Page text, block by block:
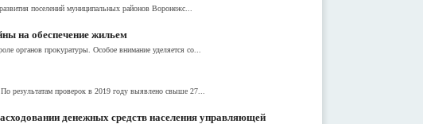
поселений муниципальных районов Воронежс...
на обеспечение жильем
органов прокуратуры. Особое внимание уделяется со...
результатам проверок в 2019 году выявлено свыше 27...
денежных средств населения управляющей